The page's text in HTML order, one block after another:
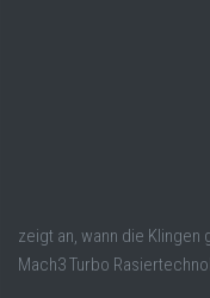
zeigt an, wann die
Mach3 Turbo